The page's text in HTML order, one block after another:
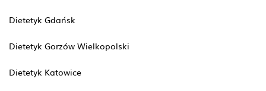
Dietetyk Gdańsk
Dietetyk Gorzów Wielkopolski
Dietetyk Katowice